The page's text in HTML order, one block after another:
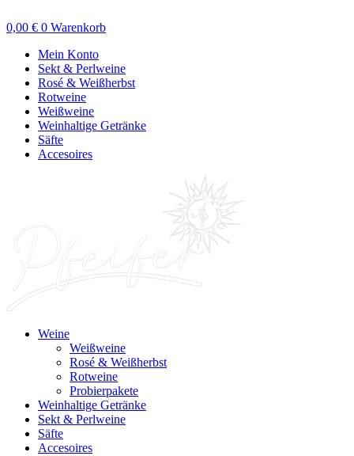
Inhalt
0,00 € 0 Warenkorb
Mein Konto
Sekt & Perlweine
Rosé & Weißherbst
Rotweine
Weißweine
Weinhaltige Getränke
Säfte
Accesoires
Weine
Weißweine
Rosé & Weißherbst
Rotweine
Probierpakete
Weinhaltige Getränke
Sekt & Perlweine
Säfte
Accesoires